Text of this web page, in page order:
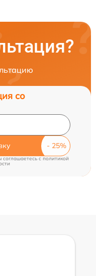
со
соглашаетесь c политикой